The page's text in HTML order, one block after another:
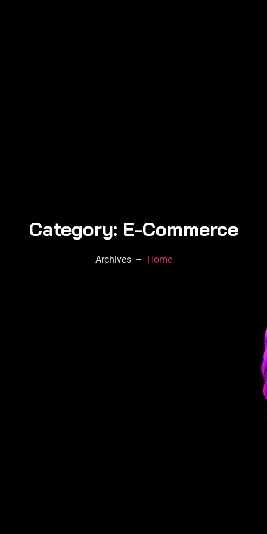
Category: E-Commerce
Archives – Home